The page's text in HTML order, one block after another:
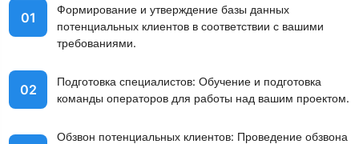
01
Формирование и утверждение базы данных
потенциальных клиентов в соответствии с вашими
требованиями.
02
Подготовка специалистов: Обучение и подготовка
команды операторов для работы над вашим проектом.
Обзвон потенциальных клиентов: Проведение обзвона